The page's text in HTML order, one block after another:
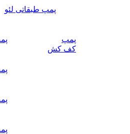
پمپ طبقاتی لئو
پمپ
کف کش